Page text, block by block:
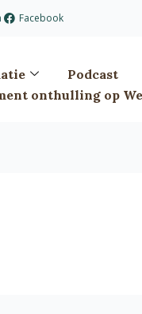
Facebook
Podcast
onthulling op